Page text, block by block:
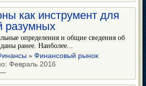
как инструмент для
разумных
определения и общие сведения об
ранее. Наиболее...
» Финансовый рынок
Февраль 2016